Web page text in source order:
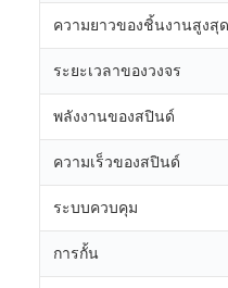
ความยาวของชิ้นงานสูงสุด
ระยะเวลาของวงจร
พลังงานของสปินด์
ความเร็วของสปินด์
ระบบควบคุม
การกั้น